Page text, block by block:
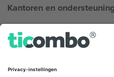
Kantoren en
Unter den Linden 24, 10117
Berlin, Germany